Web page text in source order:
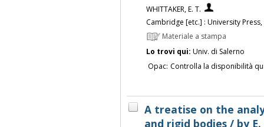
WHITTAKER, E. T.
Cambridge [etc.] : University
Materiale a stampa
Lo trovi qui: Univ. di Salerno
Opac: Controlla la disponibilità
A treatise on the
and rigid bodies / by